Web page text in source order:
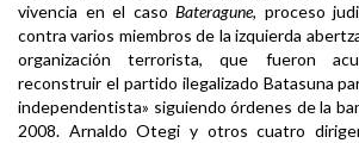
vivencia en el caso Bateragune, proceso
contra varios miembros de laizquierda
organización terrorista, que fueron
reconstruir el partido ilegalizado Batasuna
independentista» siguiendo órdenes de la
2008. Arnaldo Otegi y otros cuatro